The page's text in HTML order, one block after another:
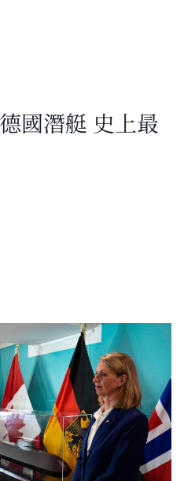
國潛艇 史上最